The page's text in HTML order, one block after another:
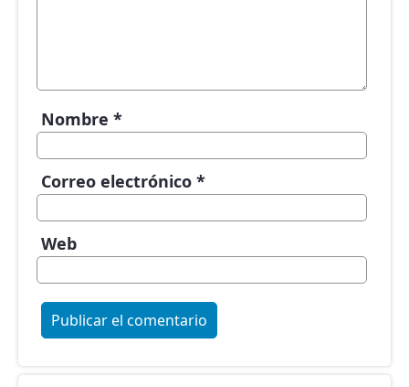
Nombre *
Correo electrónico *
Web